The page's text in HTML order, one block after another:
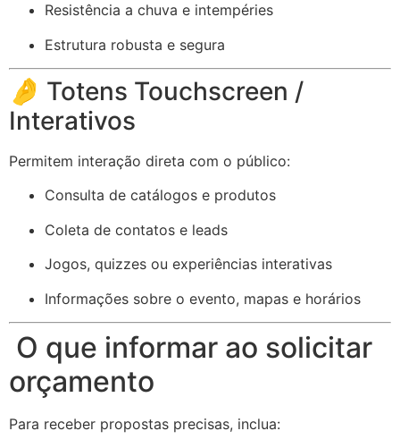
Resistência a chuva e intempéries
Estrutura robusta e segura
🤌 Totens Touchscreen /
Interativos
Permitem interação direta com o público:
Consulta de catálogos e produtos
Coleta de contatos e leads
Jogos, quizzes ou experiências interativas
Informações sobre o evento, mapas e horários
O que informar ao solicitar
orçamento
Para receber propostas precisas, inclua: